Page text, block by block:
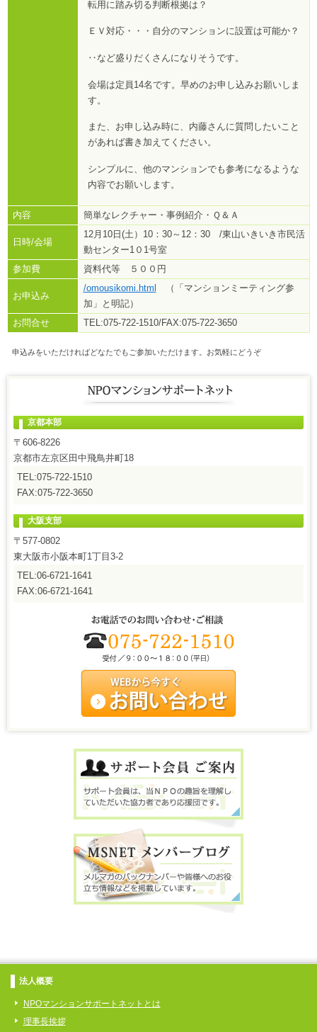
転用に踏み切る判断根拠は？
ＥＶ対応・・・自分のマンションに設置は可能か？
‥など盛りだくさんになりそうです。
会場は定員14名です。早めのお申し込みお願いしま
す。
また、お申し込み時に、内藤さんに質問したいこと
があれば書き加えてください。
シンプルに、他のマンションでも参考になるような
内容でお願いします。
内容 簡単なレクチャー・事例紹介・Ｑ＆Ａ
日時/会場
12月10日(土）10：30～12：30 /東山いきいき市民活
動センター1０1号室
参加費
資料代等 ５００円
お申込み
/omousikomi.html （「マンションミーティング参
加」と明記）
お問合せ
TEL:075-722-1510/FAX:075-722-3650
申込みをいただければどなたでもご参加いただけます。お気軽にどうぞ
京都本部
〒606-8226
京都市左京区田中飛鳥井町18
TEL:075-722-1510
FAX:075-722-3650
大阪支部
〒577-0802
東大阪市小阪本町1丁目3-2
TEL:06-6721-1641
FAX:06-6721-1641
法人概要
NPOマンションサポートネットとは
理事長挨拶